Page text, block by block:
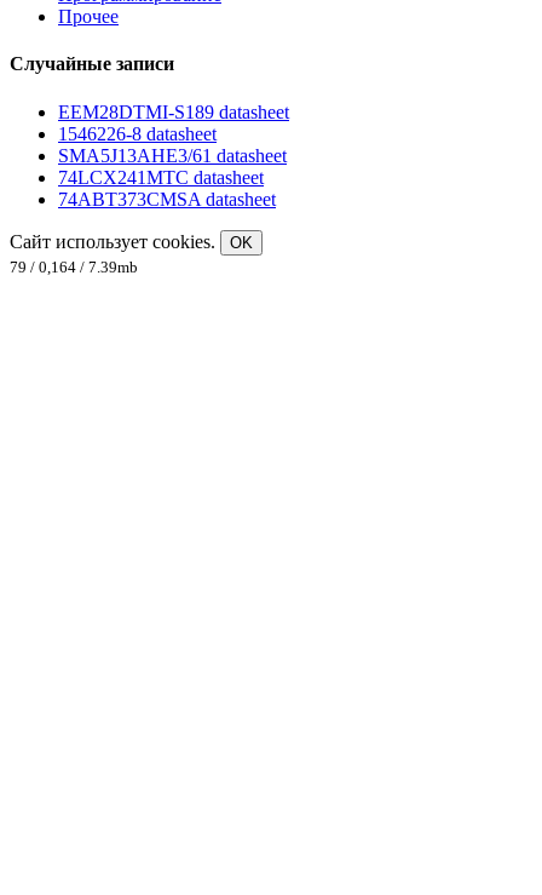
Прочее
Случайные записи
EEM28DTMI-S189 datasheet
1546226-8 datasheet
SMA5J13AHE3/61 datasheet
74LCX241MTC datasheet
74ABT373CMSA datasheet
Сайт использует cookies.
OK
79 / 0,164 / 7.39mb